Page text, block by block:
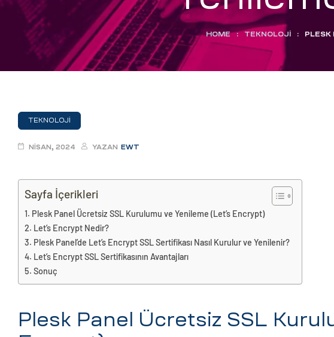
Aday
HOME : TEKNOLOJI : PLESK
TEKNOLOJI
NISAN, 2024 YAZAN EWT
Sayfa İçerikleri
Plesk Panel Ücretsiz SSL Kurulumu ve Yenileme (Let’s Encrypt)
Let’s Encrypt Nedir?
Plesk Panel’de Let’s Encrypt SSL Sertifikası Nasıl Kurulur ve Yenilenir?
Let’s Encrypt SSL Sertifikasının Avantajları
Sonuç
Plesk Panel Ücretsiz SSL